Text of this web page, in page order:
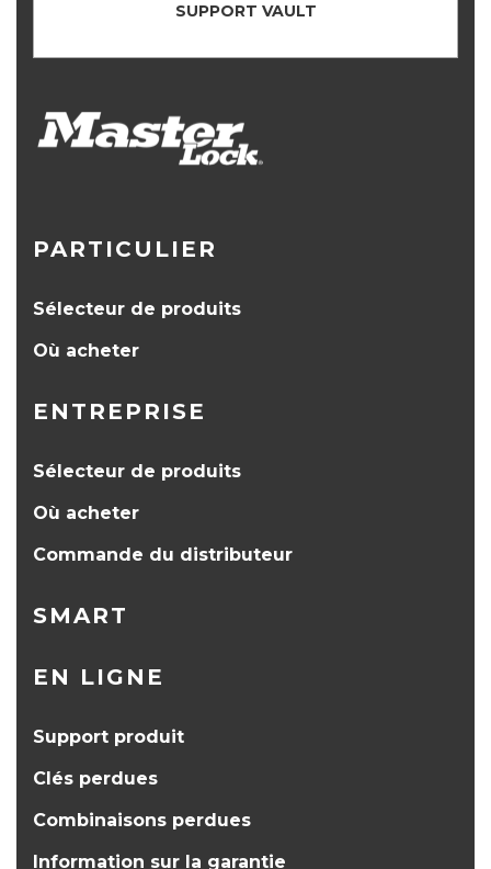
SUPPORT VAULT
PARTICULIER
Sélecteur de produits
Où acheter
ENTREPRISE
Sélecteur de produits
Où acheter
Commande du distributeur
SMART
EN LIGNE
Support produit
Clés perdues
Combinaisons perdues
Information sur la garantie